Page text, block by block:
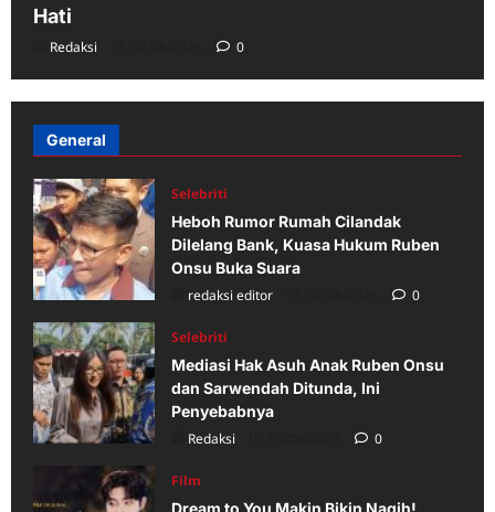
Hati
Redaksi 0
General
Selebriti
Heboh Rumor Rumah Cilandak
Dilelang Bank, Kuasa Hukum Ruben
Onsu Buka Suara
redaksi editor
0
Selebriti
Mediasi Hak Asuh Anak Ruben Onsu
dan Sarwendah Ditunda, Ini
Penyebabnya
Redaksi
0
Film